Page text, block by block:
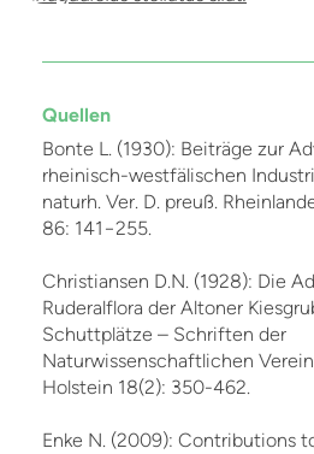
Quellen
Bonte L. (1930): Beiträge zur
rheinisch-westfälischen
naturh. Ver. D. preuß.
86: 141−255.
Christiansen D.N. (1928): Die
Ruderalflora der Altoner
Schuttplätze – Schriften der
Naturwissenschaftlichen
Holstein 18(2): 350-462.
Enke N. (2009): Contributions